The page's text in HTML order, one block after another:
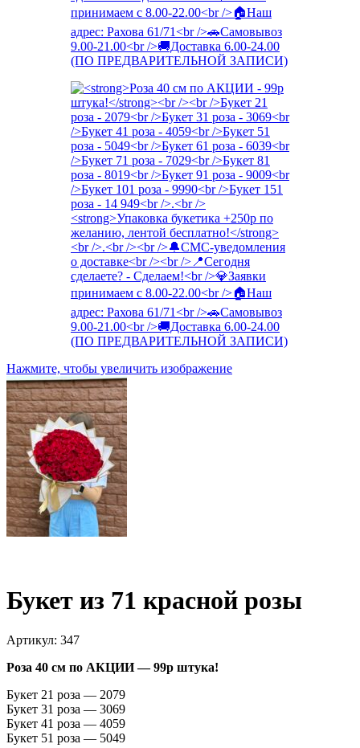
Нажмите, чтобы увеличить изображение
Букет из 71 красной розы
Артикул: 347
Роза 40 см по АКЦИИ — 99р штука!
Букет 21 роза — 2079
Букет 31 роза — 3069
Букет 41 роза — 4059
Букет 51 роза — 5049